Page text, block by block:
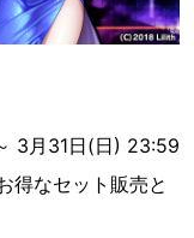
3月31日(日) 23:59
得なセット販売と